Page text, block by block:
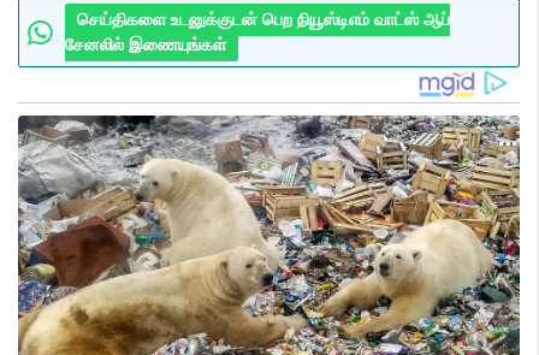
செய்திகளை உடனுக்குடன் பெற நியூஸ்டிஎம் வாட்ஸ் ஆப்
சேனலில் இணையுங்கள்